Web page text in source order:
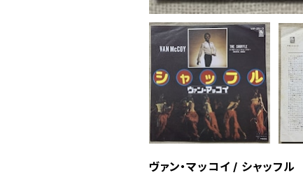
ヴァン・マッコイ / シャッフル